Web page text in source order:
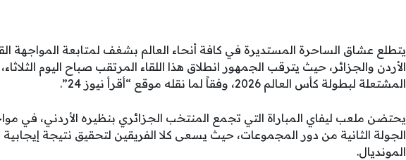
يتطلع عشاق الساحرة المستديرة في كافة أنحاء العالم بشغف لمتابعة المواجهة
الأردن والجزائر، حيث يترقب الجمهور انطلاق هذا اللقاء المرتقب صباح اليوم
المشتعلة لبطولة كأس العالم 2026، وفقاً لما نقله موقع “أقرأ نيوز 24”.
يحتضن ملعب ليفاي المباراة التي تجمع المنتخب الجزائري بنظيره الأردني، في
الجولة الثانية من دور المجموعات، حيث يسعى كلا الفريقين لتحقيق نتيجة
المونديال.